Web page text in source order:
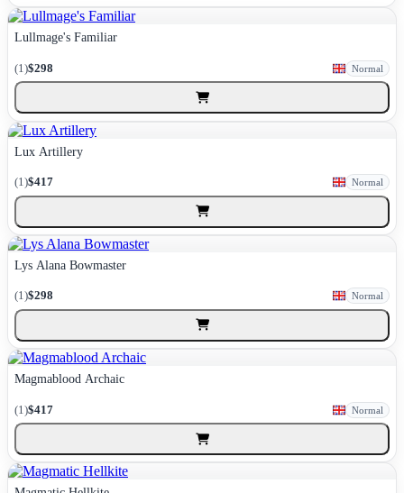
Lullmage's Familiar
(1)$298 Normal
Lux Artillery
(1)$417 Normal
Lys Alana Bowmaster
(1)$298 Normal
Magmablood Archaic
(1)$417 Normal